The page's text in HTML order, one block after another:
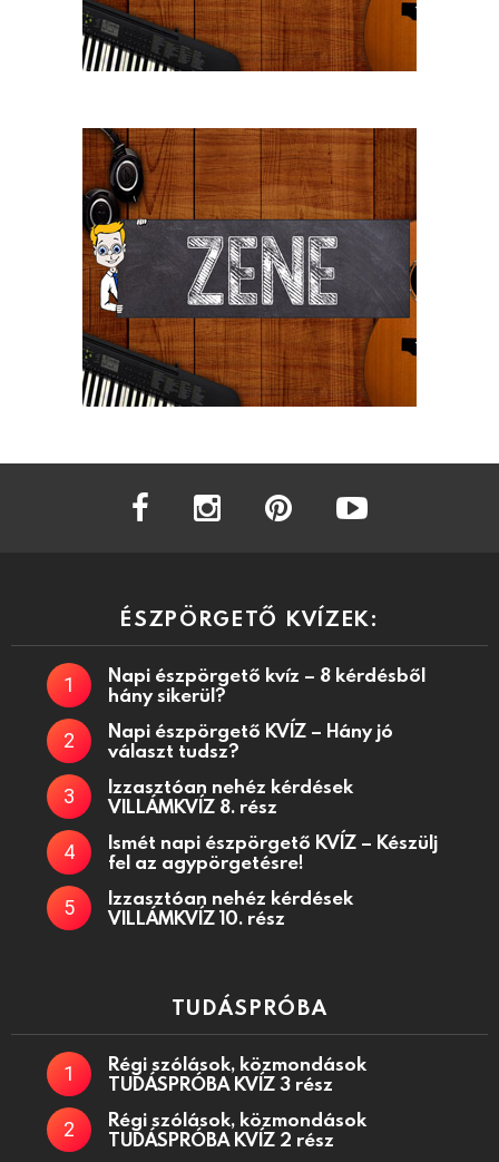
facebook instagram
ÉSZPÖRGETŐ KVÍZEK:
Napi észpörgető kvíz – 8 kérdésből
hány sikerül?
Napi észpörgető KVÍZ – Hány jó
választ tudsz?
Izzasztóan nehéz kérdések
VILLÁMKVÍZ 8. rész
Ismét napi észpörgető KVÍZ – Készülj
fel az agypörgetésre!
Izzasztóan nehéz kérdések
VILLÁMKVÍZ 10. rész
TUDÁSPRÓBA
Régi szólások, közmondások
TUDÁSPRÓBA KVÍZ 3 rész
Régi szólások, közmondások
TUDÁSPRÓBA KVÍZ 2 rész